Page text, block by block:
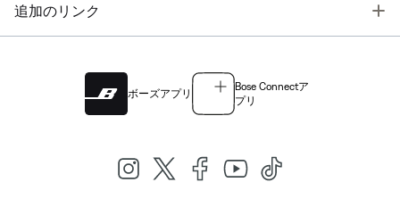
追加のリンク
ボーズアプリ
Bose Connectア
プリ